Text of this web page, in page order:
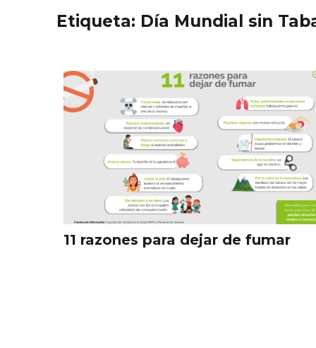
Etiqueta: Día Mundial sin
11 razones para dejar de fumar